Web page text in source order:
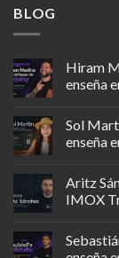
BLOG
Hiram
enseña
Sol
enseña
Aritz
IMOX